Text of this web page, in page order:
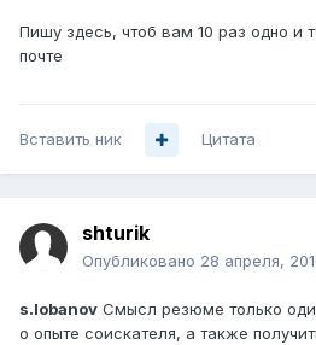
Пишу здесь, чтоб вам 10 раз одно и
почте
Вставить ник Цитата
shturik
Опубликовано 28 апреля,
s.lobanov Смысл резюме только
о опыте соискателя, а также